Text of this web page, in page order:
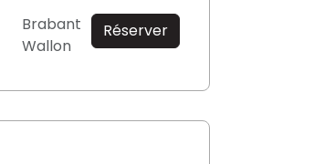
Brabant
Wallon
Réserver